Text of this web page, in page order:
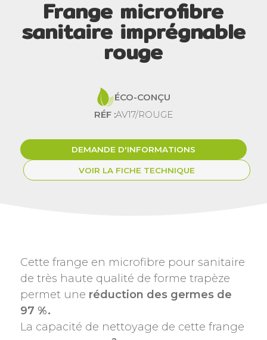
Frange microfibre
sanitaire imprégnable
rouge
ÉCO-CONÇU
RÉF :AV17/ROUGE
DEMANDE D'INFORMATIONS
VOIR LA FICHE TECHNIQUE
Cette frange en microfibre pour sanitaire
de très haute qualité de forme trapèze
permet une réduction des germes de
97 %.
La capacité de nettoyage de cette frange